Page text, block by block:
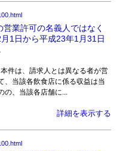
業許可の名義人ではなく
1日から平成23年1月31日
件は、請求人とは異なる者が営
、当該各飲食店に係る収益は当
の、当該各店舗に...
詳細を表示する